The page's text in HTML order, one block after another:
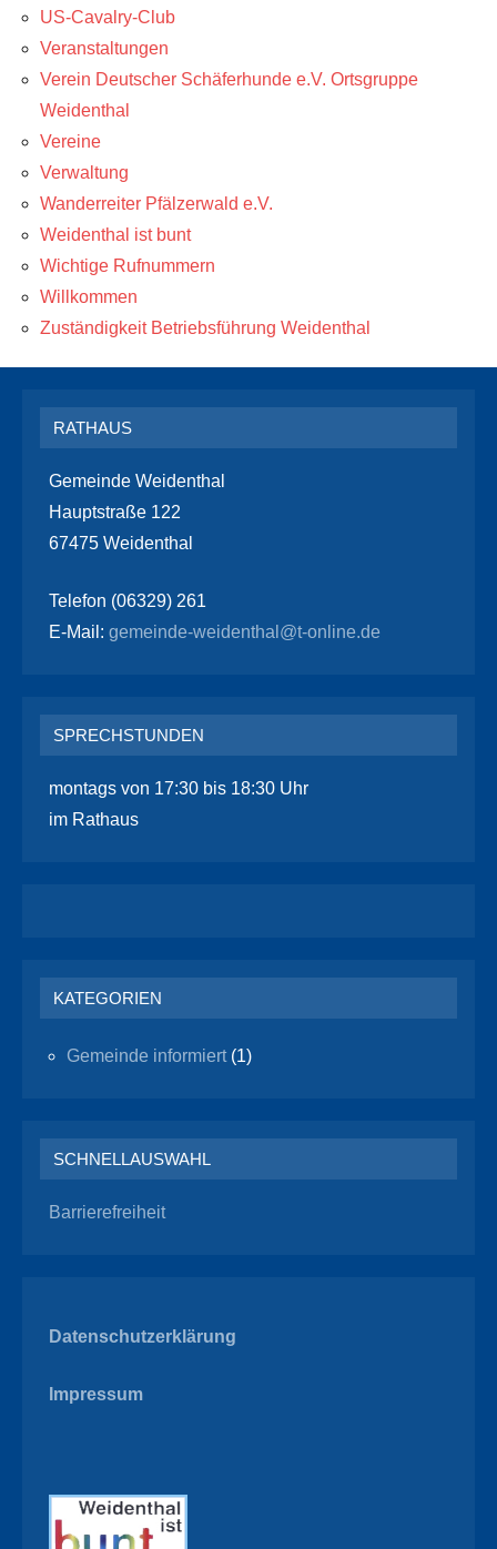
US-Cavalry-Club
Veranstaltungen
Verein Deutscher Schäferhunde e.V. Ortsgruppe
Weidenthal
Vereine
Verwaltung
Wanderreiter Pfälzerwald e.V.
Weidenthal ist bunt
Wichtige Rufnummern
Willkommen
Zuständigkeit Betriebsführung Weidenthal
RATHAUS
Gemeinde Weidenthal
Hauptstraße 122
67475 Weidenthal
Telefon (06329) 261
E-Mail: gemeinde-weidenthal@t-online.de
SPRECHSTUNDEN
montags von 17:30 bis 18:30 Uhr
im Rathaus
KATEGORIEN
Gemeinde informiert(1)
SCHNELLAUSWAHL
Barrierefreiheit
Datenschutzerklärung
Impressum